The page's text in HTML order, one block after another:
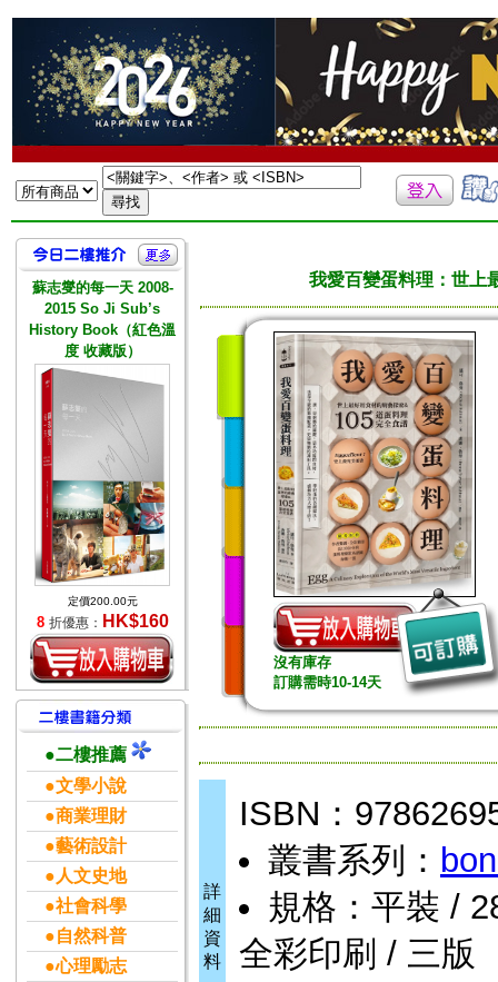
蘇志燮的每一天 2008-
2015 So Ji Sub’s
History Book（紅色溫
度 收藏版）
定價200.00元
8 折優惠： HK$160
●二樓推薦
●文學小說
●商業理財
●藝術設計
●人文史地
●社會科學
●自然科普
●心理勵志
我愛百變蛋料理：世上
沒有庫存
訂購需時10-14天
詳
細
資
料
ISBN：
叢書系列：
規格：平裝 /
全彩印刷 / 三版